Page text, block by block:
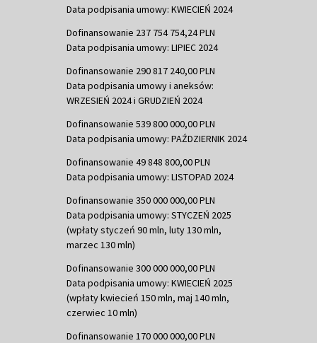
Data podpisania umowy: KWIECIEŃ 2024
Dofinansowanie 237 754 754,24 PLN
Data podpisania umowy: LIPIEC 2024
Dofinansowanie 290 817 240,00 PLN
Data podpisania umowy i aneksów:
WRZESIEŃ 2024 i GRUDZIEŃ 2024
Dofinansowanie 539 800 000,00 PLN
Data podpisania umowy: PAŹDZIERNIK 2024
Dofinansowanie 49 848 800,00 PLN
Data podpisania umowy: LISTOPAD 2024
Dofinansowanie 350 000 000,00 PLN
Data podpisania umowy: STYCZEŃ 2025
(wpłaty styczeń 90 mln, luty 130 mln,
marzec 130 mln)
Dofinansowanie 300 000 000,00 PLN
Data podpisania umowy: KWIECIEŃ 2025
(wpłaty kwiecień 150 mln, maj 140 mln,
czerwiec 10 mln)
Dofinansowanie 170 000 000,00 PLN